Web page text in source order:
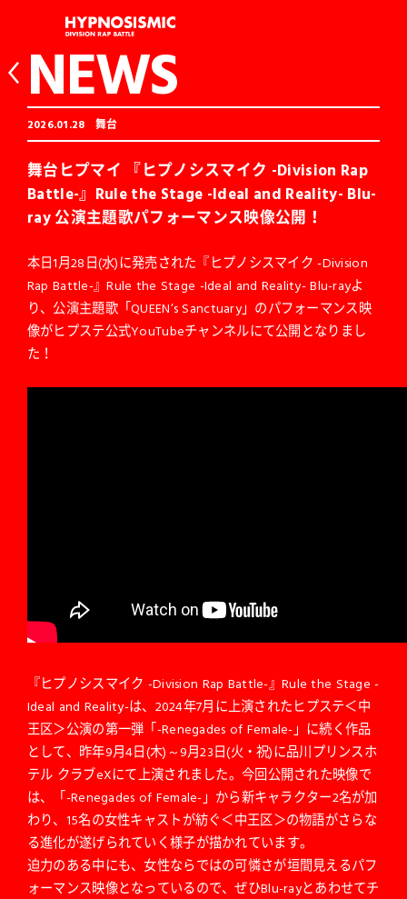
NEWS
2026.01.28 舞台
舞台ヒプマイ 『ヒプノシスマイク -Division Rap
Battle-』Rule the Stage -Ideal and Reality- Blu-
ray 公演主題歌パフォーマンス映像公開！
本日1月28日(水)に発売された『ヒプノシスマイク -Division
Rap Battle-』Rule the Stage -Ideal and Reality- Blu-rayよ
り、公演主題歌「QUEEN’s Sanctuary」のパフォーマンス映
像がヒプステ公式YouTubeチャンネルにて公開となりまし
た！
『ヒプノシスマイク -Division Rap Battle-』Rule the Stage -
Ideal and Reality-は、2024年7月に上演されたヒプステ＜中
王区＞公演の第一弾「-Renegades of Female-」に続く作品
として、昨年9月4日(木)～9月23日(火・祝)に品川プリンスホ
テル クラブeXにて上演されました。今回公開された映像で
は、「-Renegades of Female-」から新キャラクター2名が加
わり、15名の女性キャストが紡ぐ＜中王区＞の物語がさらな
る進化が遂げられていく様子が描かれています。
迫力のある中にも、女性ならではの可憐さが垣間見えるパフ
ォーマンス映像となっているので、ぜひBlu-rayとあわせてチ